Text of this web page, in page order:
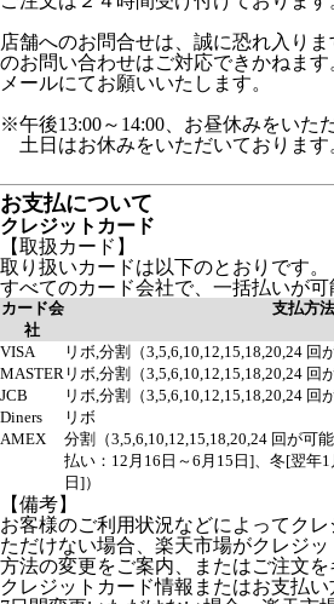
店舗へのお問合せは、誠に恐れ入り
のお問い合わせはご対応できかねます
メールにてお願いいたします。
※午後13:00～14:00、お昼休みをいた
土日はお休みをいただいております
お支払について
クレジットカード
【取扱カード】
取り扱いカードは以下のとおりです。
すべてのカード会社で、一括払いが可
カード会
社
支払方法
VISA
リボ,分割（3,5,6,10,12,15,18,20,24 回
MASTER リボ,分割（3,5,6,10,12,15,18,20,24 回
JCB
リボ,分割（3,5,6,10,12,15,18,20,24 回
Diners
リボ
AMEX
分割（3,5,6,10,12,15,18,20,24 回が可
払い：12月16日～6月15日]、冬[翌年
日]）
【備考】
お客様のご利用状況などによってク
ただけない場合、楽天市場がクレジ
方法の変更をご案内、またはご注文を
クレジットカード情報またはお支払い